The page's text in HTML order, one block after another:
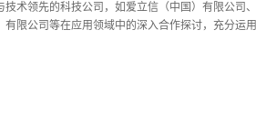
术领先的科技公司，如爱立信（中国）有限公司
限公司等在应用领域中的深入合作探讨，充分运